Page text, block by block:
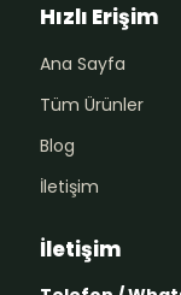
Hızlı Erişim
Ana Sayfa
Tüm Ürünler
Blog
İletişim
İletişim